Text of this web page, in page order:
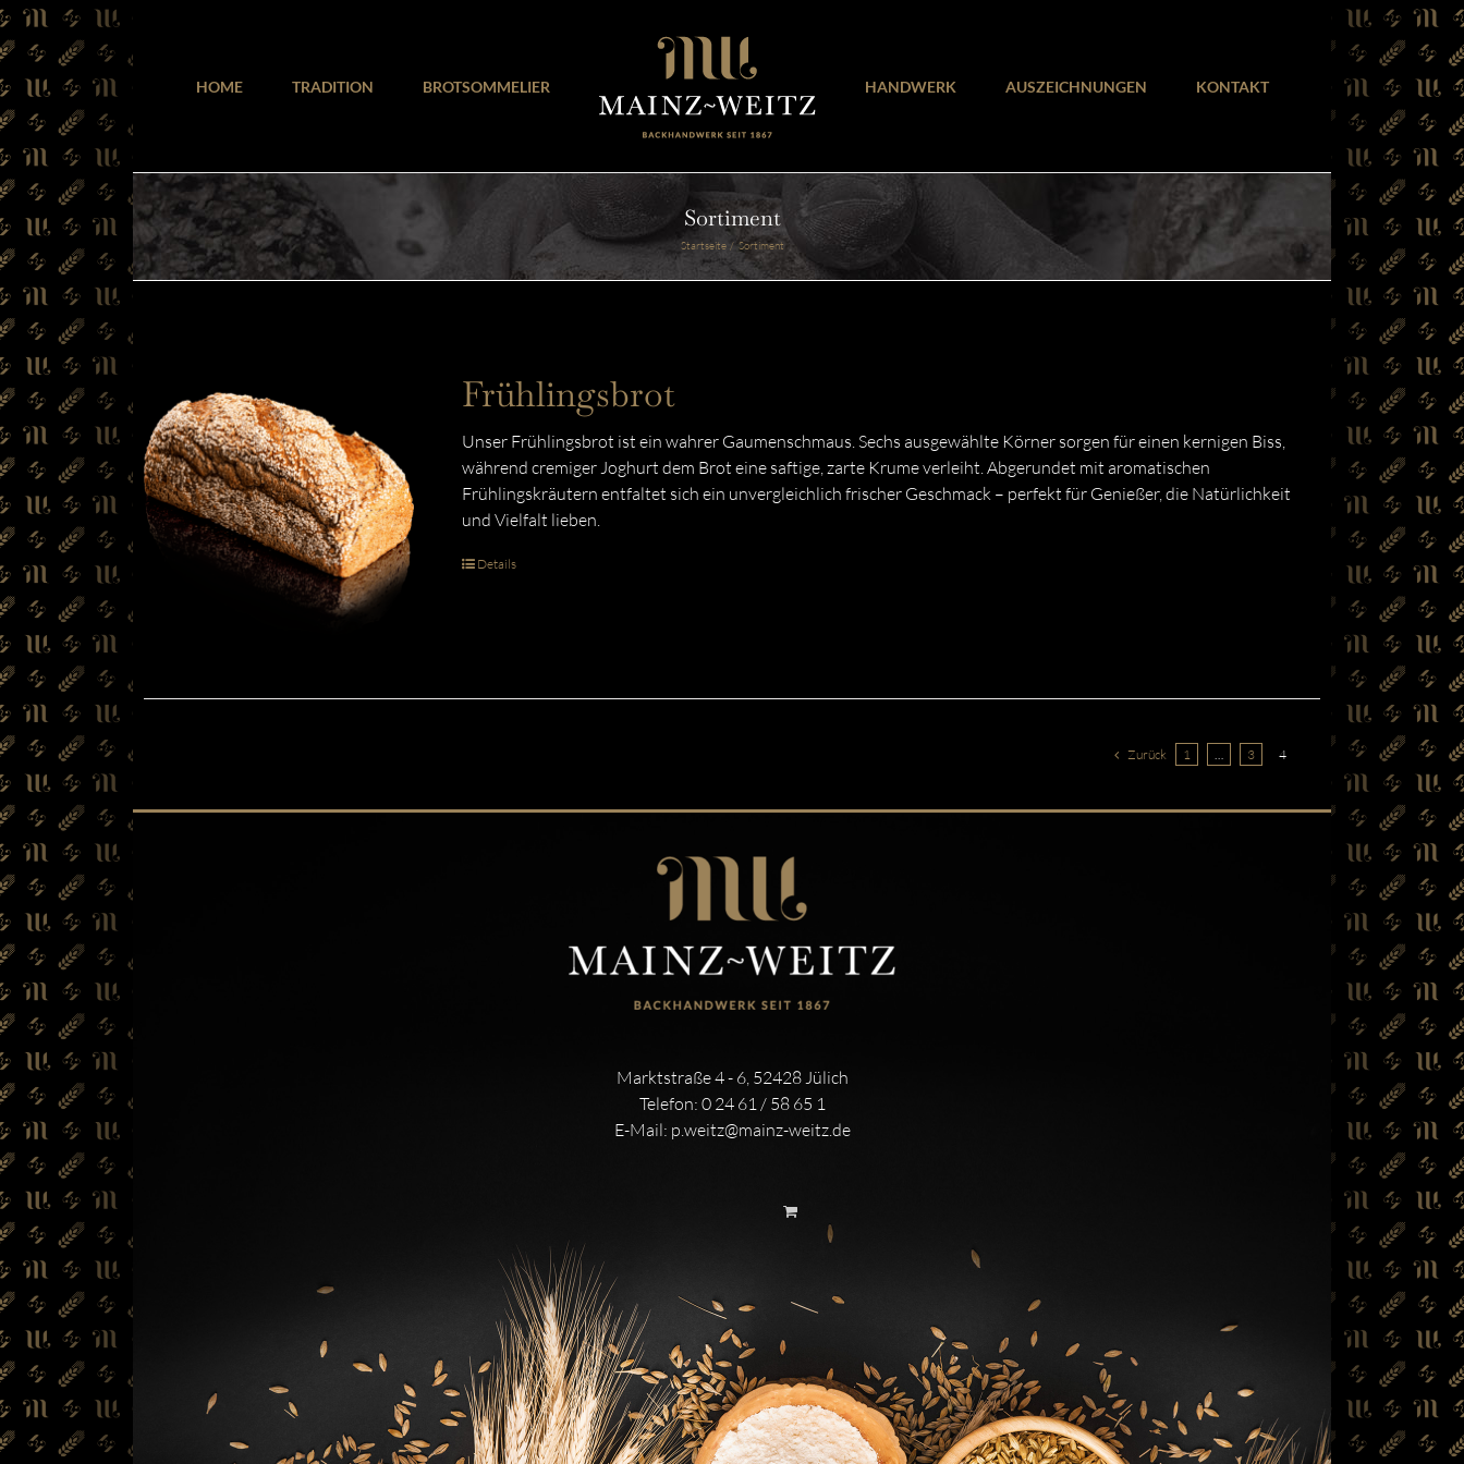
Zum
Inhalt
springen
HOME TRADITION BROTSOMMELIER HANDWERK AUSZEICHNUNGEN KONTAKT
Sortiment
Startseite Sortiment
Frühlingsbrot
Unser Frühlingsbrot ist ein wahrer Gaumenschmaus. Sechs ausgewählte Körner sorgen für einen kernigen Biss,
während cremiger Joghurt dem Brot eine saftige, zarte Krume verleiht. Abgerundet mit aromatischen
Frühlingskräutern entfaltet sich ein unvergleichlich frischer Geschmack – perfekt für Genießer, die Natürlichkeit
und Vielfalt lieben.
Details
Zurück 1 … 3 4
Marktstraße 4 - 6, 52428 Jülich
Telefon: 0 24 61 / 58 65 1
E-Mail: p.weitz@mainz-weitz.de